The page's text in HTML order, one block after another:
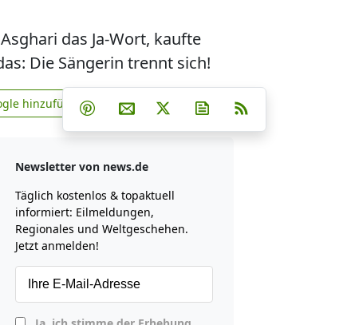
das Ja-Wort, kaufte
Die Sängerin trennt sich!
zu Google hinzufügen
hinzufügen Teilen auf Facebook
Teilen auf Whatsapp
Teilen auf Telegram
Teilen auf Pinterest
Per E-Mail teilen
Post auf XNewsletter
Newsletter von news.de
Täglich kostenlos & topaktuell
informiert: Eilmeldungen,
Regionales und Weltgeschehen.
Jetzt anmelden!